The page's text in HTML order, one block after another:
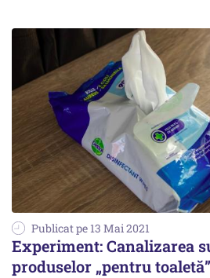
Publicat pe 13 Mai 2021
Experiment: Canalizarea
produselor „pentru toaletă”